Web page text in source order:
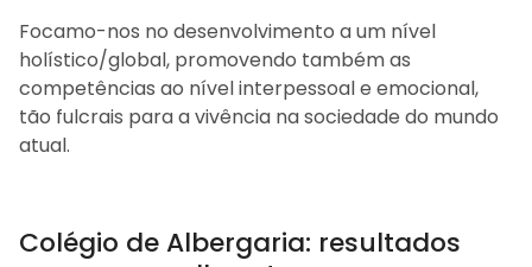
Focamo-nos no desenvolvimento a um nível
holístico/global, promovendo também as
competências ao nível interpessoal e emocional,
tão fulcrais para a vivência na sociedade do mundo
atual.
Colégio de Albergaria: resultados